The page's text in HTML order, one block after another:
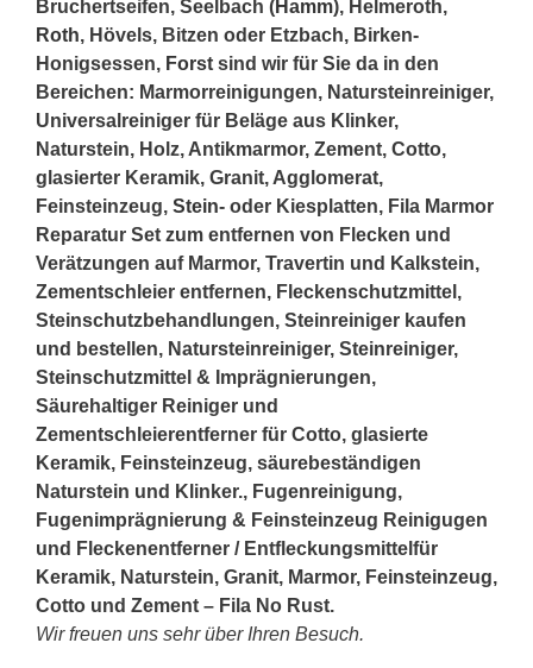
Bruchertseifen, Seelbach (Hamm), Helmeroth,
Roth, Hövels, Bitzen oder Etzbach, Birken-
Honigsessen, Forst sind wir für Sie da in den
Bereichen: Marmorreinigungen, Natursteinreiniger,
Universalreiniger für Beläge aus Klinker,
Naturstein, Holz, Antikmarmor, Zement, Cotto,
glasierter Keramik, Granit, Agglomerat,
Feinsteinzeug, Stein- oder Kiesplatten, Fila Marmor
Reparatur Set zum entfernen von Flecken und
Verätzungen auf Marmor, Travertin und Kalkstein,
Zementschleier entfernen, Fleckenschutzmittel,
Steinschutzbehandlungen, Steinreiniger kaufen
und bestellen, Natursteinreiniger, Steinreiniger,
Steinschutzmittel & Imprägnierungen,
Säurehaltiger Reiniger und
Zementschleierentferner für Cotto, glasierte
Keramik, Feinsteinzeug, säurebeständigen
Naturstein und Klinker., Fugenreinigung,
Fugenimprägnierung & Feinsteinzeug Reinigugen
und Fleckenentferner / Entfleckungsmittelfür
Keramik, Naturstein, Granit, Marmor, Feinsteinzeug,
Cotto und Zement – Fila No Rust.
Wir freuen uns sehr über Ihren Besuch.